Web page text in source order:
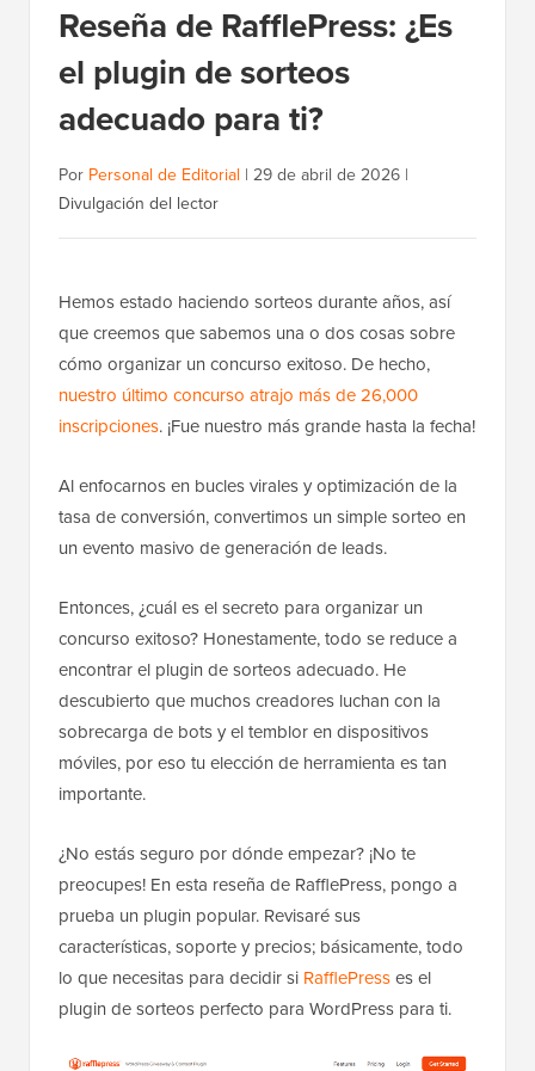
Reseña de RafflePress: ¿Es
el plugin de sorteos
adecuado para ti?
Por Personal de Editorial | 29 de abril de 2026 |
Divulgación del lector
Hemos estado haciendo sorteos durante años, así
que creemos que sabemos una o dos cosas sobre
cómo organizar un concurso exitoso. De hecho,
nuestro último concurso atrajo más de 26,000
inscripciones. ¡Fue nuestro más grande hasta la fecha!
Al enfocarnos en bucles virales y optimización de la
tasa de conversión, convertimos un simple sorteo en
un evento masivo de generación de leads.
Entonces, ¿cuál es el secreto para organizar un
concurso exitoso? Honestamente, todo se reduce a
encontrar el plugin de sorteos adecuado. He
descubierto que muchos creadores luchan con la
sobrecarga de bots y el temblor en dispositivos
móviles, por eso tu elección de herramienta es tan
importante.
¿No estás seguro por dónde empezar? ¡No te
preocupes! En esta reseña de RafflePress, pongo a
prueba un plugin popular. Revisaré sus
características, soporte y precios; básicamente, todo
lo que necesitas para decidir si RafflePresses el
plugin de sorteos perfecto para WordPress para ti.